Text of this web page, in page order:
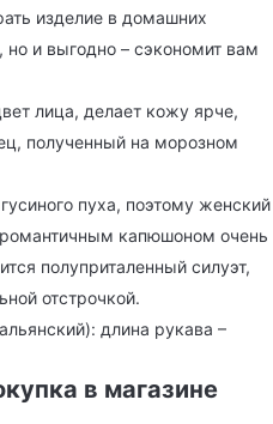
изделие в домашних
но и выгодно – сэкономит вам
лица, делает кожу ярче,
полученный на морозном
пуха, поэтому женский
капюшоном очень
полуприталенный силуэт,
отстрочкой.
длина рукава –
в магазине